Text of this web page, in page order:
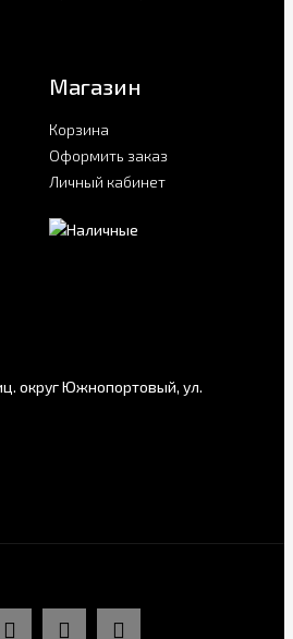
Магазин
Корзина
Оформить заказ
Личный кабинет
округ Южнопортовый, ул.